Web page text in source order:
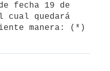
fecha 19 de
cual quedará